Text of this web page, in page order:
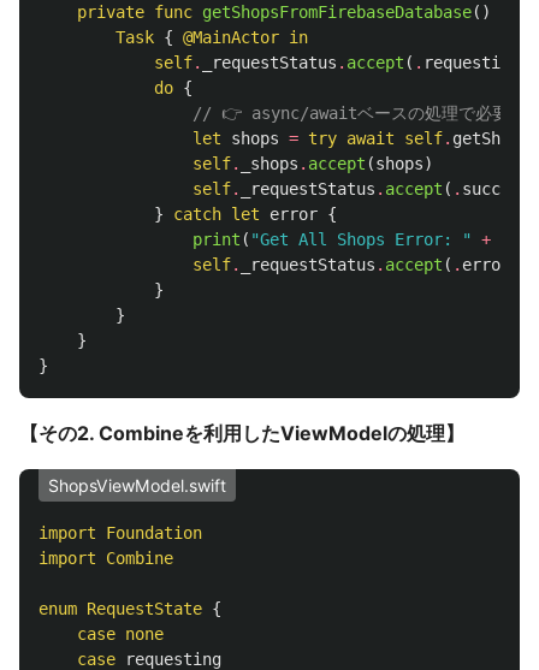
private func getShopsFromFirebaseDatabase()
Task { @MainActor in
self. _requestStatus . accept ( . requesting
do {
// 👉 async/awaitベースの処理で必要な値
let
shops = try await self.
self. _shops . accept (shops)
self. _requestStatus . accept ( . success
}
catch let error {
print ( "Get All Shops Error: " +
self. _requestStatus . accept ( . error
}
}
}
}
【その2. Combineを利用したViewModelの処理】
ShopsViewModel.swift
import
Foundation
import
Combine
enum RequestState {
case none
case
requesting